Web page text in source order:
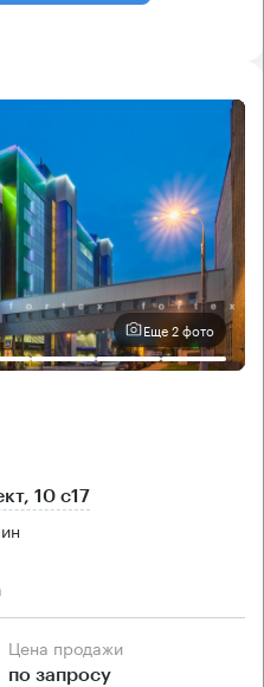
Еще 2 фото
10 с17
Цена продажи
по запросу